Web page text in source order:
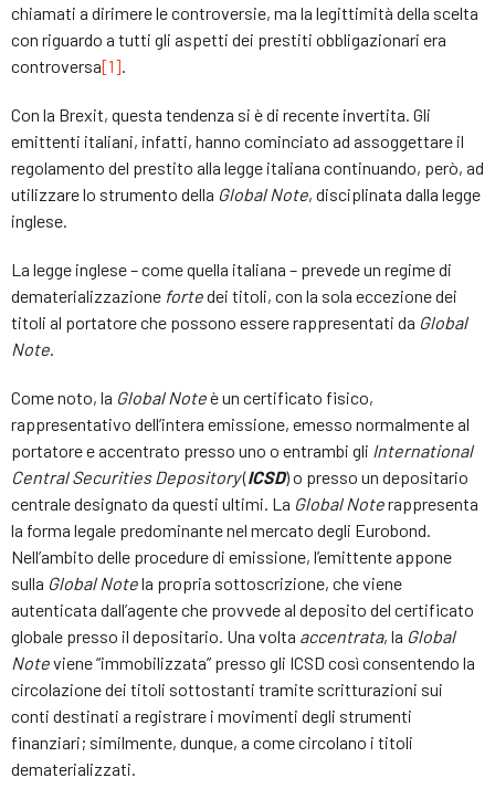
chiamati a dirimere le controversie, ma la legittimità della scelta
con riguardo a tutti gli aspetti dei prestiti obbligazionari era
controversa[1]
Con la Brexit, questa tendenza si è di recente invertita. Gli
emittenti italiani, infatti, hanno cominciato ad assoggettare il
regolamento del prestito alla legge italiana continuando, però, ad
utilizzare lo strumento della Global Note, disciplinata dalla legge
inglese.
La legge inglese – come quella italiana – prevede un regime di
dematerializzazione fortedei titoli, con la sola eccezione dei
titoli al portatore che possono essere rappresentati da Global
Note
Come noto, la Global Noteè un certificato fisico,
rappresentativo dell’intera emissione, emesso normalmente al
portatore e accentrato presso uno o entrambi gli International
Central Securities Depository(ICSD) o presso un depositario
centrale designato da questi ultimi. La Global Noterappresenta
la forma legale predominante nel mercato degli Eurobond.
Nell’ambito delle procedure di emissione, l’emittente appone
sulla Global Notela propria sottoscrizione, che viene
autenticata dall’agente che provvede al deposito del certificato
globale presso il depositario. Una volta accentrata, la Global
Noteviene “immobilizzata” presso gli ICSD così consentendo la
circolazione dei titoli sottostanti tramite scritturazioni sui
conti destinati a registrare i movimenti degli strumenti
finanziari; similmente, dunque, a come circolano i titoli
dematerializzati.